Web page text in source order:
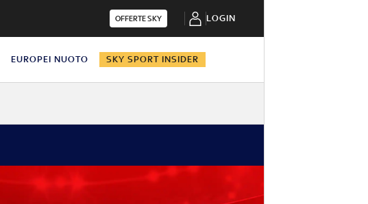
OFFERTE SKY LOGIN
EUROPEI NUOTO SKY SPORT INSIDER